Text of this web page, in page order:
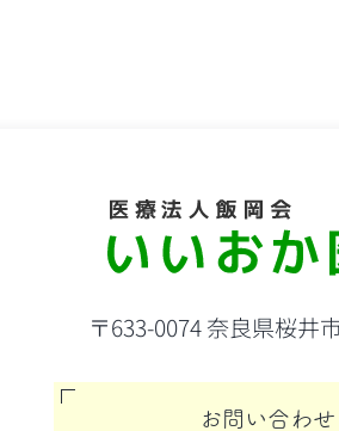
〒633-0074 奈良県桜井
お問い合わせ